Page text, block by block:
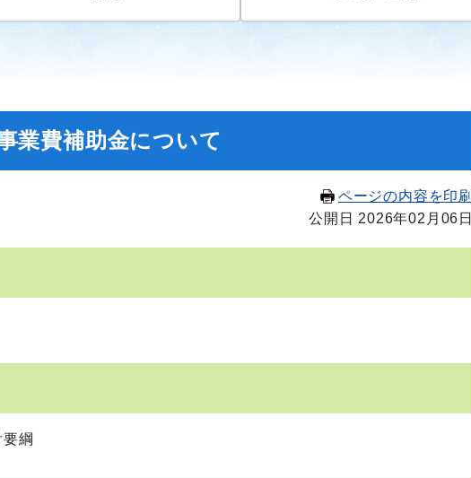
業費補助金について
ページの内容を印刷
公開日 2026年02月06日
綱